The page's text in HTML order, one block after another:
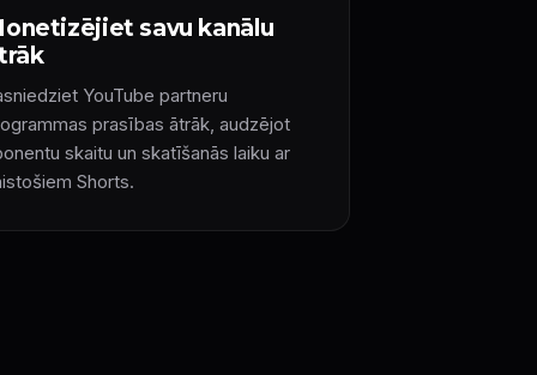
savu kanālu
YouTube partneru
prasības ātrāk, audzējot
skaitu un skatīšanās laiku ar
Shorts.